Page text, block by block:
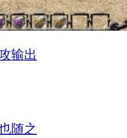
输出
随之